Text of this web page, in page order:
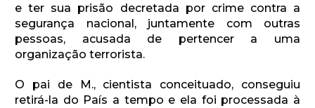
e ter sua prisão decretada por crime contra a
segurança nacional, juntamente com outras
pessoas, acusada de pertencer a uma
organização terrorista.
O pai de M., cientista conceituado, conseguiu
retirá-la do País a tempo e ela foi processada à